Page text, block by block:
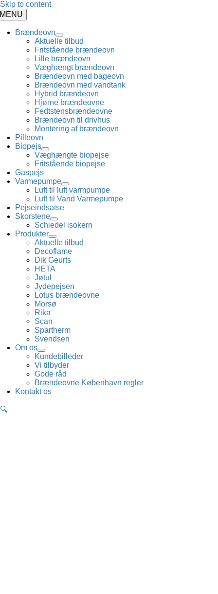
Skip to content
MENU
Brændeovn
Aktuelle tilbud
Fritstående brændeovn
Lille brændeovn
Væghængt brændeovn
Brændeovn med bageovn
Brændeovn med vandtank
Hybrid brændeovn
Hjørne brændeovne
Fedtstensbrændeovne
Brændeovn til drivhus
Montering af brændeovn
Pilleovn
Biopejs
Væghængte biopejse
Fritstående biopejse
Gaspejs
Varmepumpe
Luft til luft varmpumpe
Luft til Vand Varmepumpe
Pejseindsatse
Skorstene
Schiedel isokern
Produkter
Aktuelle tilbud
Decoflame
Dik Geurts
HETA
Jøtul
Jydepejsen
Lotus brændeovne
Morsø
Rika
Scan
Spartherm
Svendsen
Om os
Kundebilleder
Vi tilbyder
Gode råd
Brændeovne København regler
Kontakt os
🔍